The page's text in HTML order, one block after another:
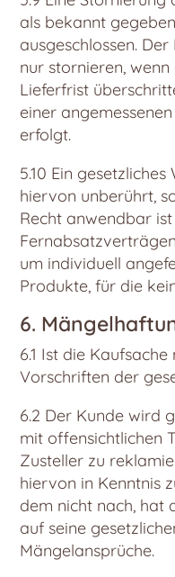
als bekannt
ausgeschlossen.
nur stornieren,
Lieferfrist
einer
erfolgt.
5.10 Ein
hiervon unberührt,
Recht anwendbar
um individuell
Produkte, für die
6.
6.1 Ist die
Vorschriften der
6.2 Der Kunde wird
mit offensichtlichen
Zusteller zu
hiervon in Kenntnis
dem nicht nach, hat
auf seine
Mängelansprüche.